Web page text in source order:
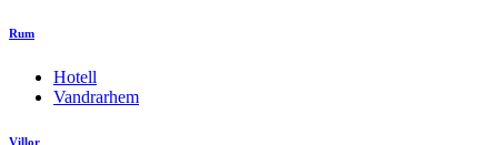
Rum
Hotell
Vandrarhem
Villor